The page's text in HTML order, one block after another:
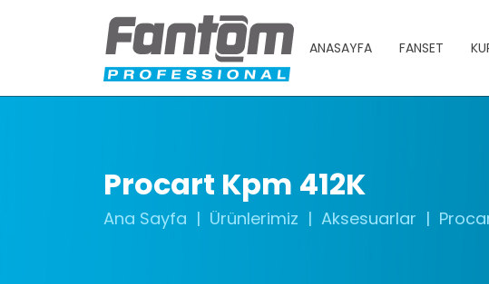
ANASAYFA FANSET
Procart Kpm 412K
Ana Sayfa Ürünlerimiz Aksesuarlar